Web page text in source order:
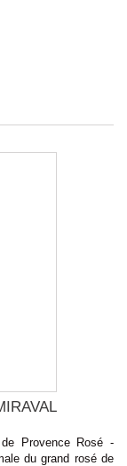
Provence Rosé -
du grand rosé de